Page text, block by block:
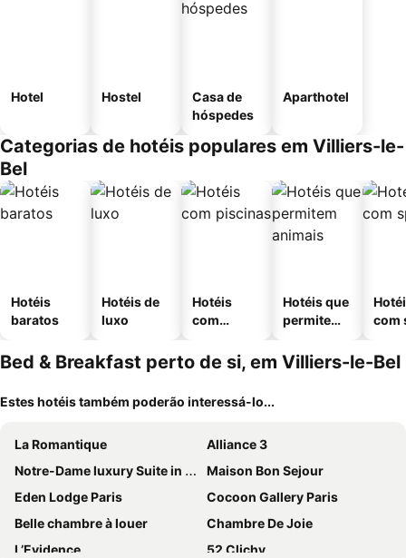
Hotel Hostel
Casa de
hóspedes
Aparthotel
Categorias de hotéis populares em Villiers-le-
Bel
Hotéis
baratos
Hotéis de
luxo
Hotéis
com
Hotéis que
permitem
com
Bed & Breakfast perto de si, em Villiers-le-Bel
Estes hotéis também poderão interessá-lo...
La Romantique
Alliance 3
Notre-Dame luxury Suite in Saint-germain des prés Latin quarter
Maison Bon Sejour
Eden Lodge Paris
Cocoon Gallery Paris
Belle chambre à louer
Chambre De Joie
L’Evidence
52 Clichy